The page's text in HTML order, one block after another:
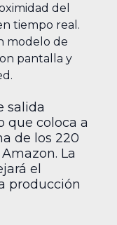
del
tiempo real.
modelo de
pantalla y
salida
que coloca a
de los 220
La
el
producción